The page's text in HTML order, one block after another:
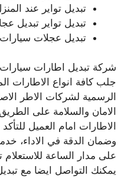
تبديل تواير عند
تبديل تواير تبديل
تبديل عجلات
شركة تبديل اطارات
جلب كافة انواع الاطارات
الرسمية لشركات الاطر
الامان والسلامة على
الاطارات امام العميل
وضمان الدقة في الاداء،
على مدار الساعة للاستعلام
يمكنك التواصل ايضا مع